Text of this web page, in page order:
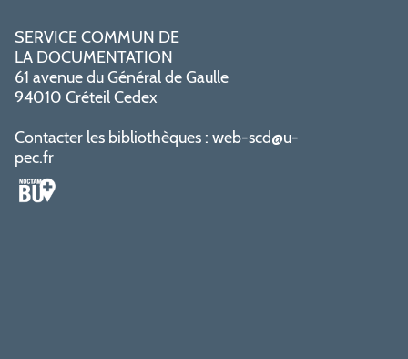
SERVICE COMMUN DE
LA DOCUMENTATION
61 avenue du Général de Gaulle
94010 Créteil Cedex
Contacter les bibliothèques : web-scd@u-
pec.fr